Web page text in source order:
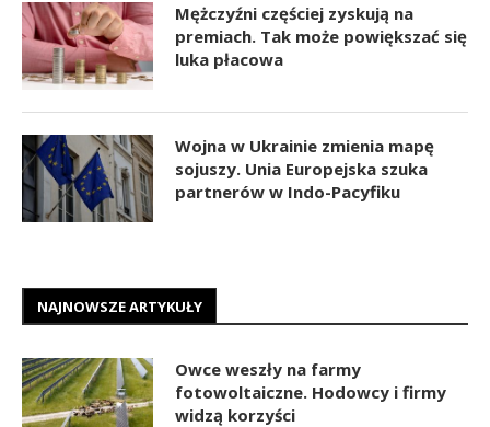
Mężczyźni częściej zyskują na
premiach. Tak może powiększać się
luka płacowa
Wojna w Ukrainie zmienia mapę
sojuszy. Unia Europejska szuka
partnerów w Indo-Pacyfiku
NAJNOWSZE ARTYKUŁY
Owce weszły na farmy
fotowoltaiczne. Hodowcy i firmy
widzą korzyści